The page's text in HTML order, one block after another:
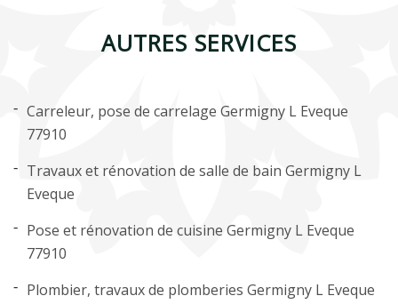
AUTRES SERVICES
Carreleur, pose de carrelage Germigny L Eveque
77910
Travaux et rénovation de salle de bain Germigny L
Eveque
Pose et rénovation de cuisine Germigny L Eveque
77910
Plombier, travaux de plomberies Germigny L Eveque